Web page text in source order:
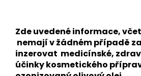
Zde uvedené informace,
nemají v žádném případě
inzerovat medicínské,
účinky kosmetického